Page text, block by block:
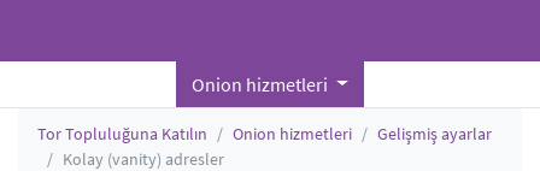
Onion hizmetleri
Tor Topluluğuna Katılın Onion hizmetleri
Gelişmiş ayarlar
Kolay (vanity) adresler